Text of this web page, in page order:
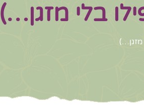
בלי מזגן…)
מזגן…)